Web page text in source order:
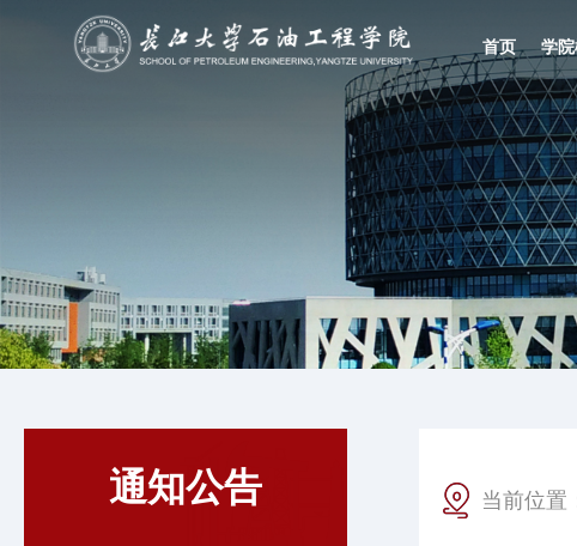
首页 学
通知公告 当前位置